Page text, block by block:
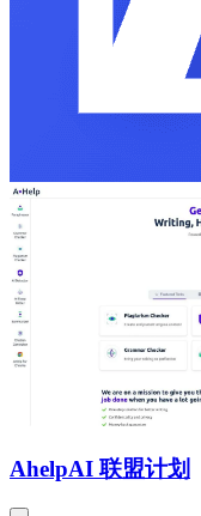
AhelpAI 联盟计划